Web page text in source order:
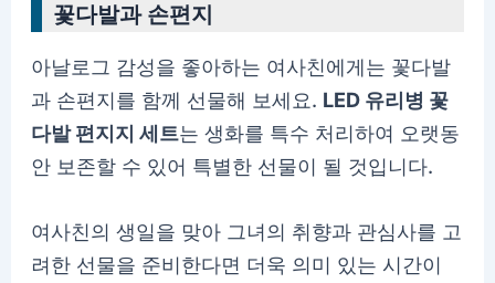
꽃다발과 손편지
아날로그 감성을 좋아하는 여사친에게는 꽃다발
과 손편지를 함께 선물해 보세요. LED 유리병 꽃
다발 편지지 세트는 생화를 특수 처리하여 오랫동
안 보존할 수 있어 특별한 선물이 될 것입니다.
여사친의 생일을 맞아 그녀의 취향과 관심사를 고
려한 선물을 준비한다면 더욱 의미 있는 시간이